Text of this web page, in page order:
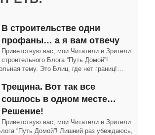
В строительстве одни
профаны… а я вам отвечу
Приветствую вас, мои Читатели и Зрители
строительного Блога “Путь Домой”!
тему. Это Блиц, где нет границ!…
Трещина. Вот так все
сошлось в одном месте…
Решение!
Приветствую вас, мои Читатели и Зрители
“Путь Домой”! Лишний раз убеждаюсь,